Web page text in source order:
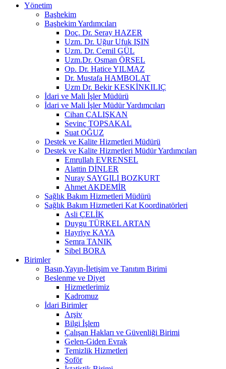
Yönetim
Başhekim
Başhekim Yardımcıları
Doç. Dr. Seray HAZER
Uzm. Dr. Uğur Ufuk IŞIN
Uzm. Dr. Cemil GÜL
Uzm.Dr. Osman ÖRSEL
Op. Dr. Hatice YILMAZ
Dr. Mustafa HAMBOLAT
Uzm Dr. Bekir KESKİNKILIÇ
İdari ve Mali İşler Müdürü
İdari ve Mali İşler Müdür Yardımcıları
Cihan ÇALIŞKAN
Sevinç TOPSAKAL
Suat OĞUZ
Destek ve Kalite Hizmetleri Müdürü
Destek ve Kalite Hizmetleri Müdür Yardımcıları
Emrullah EVRENSEL
Alattin DİNLER
Nuray SAYGILI BOZKURT
Ahmet AKDEMİR
Sağlık Bakım Hizmetleri Müdürü
Sağlık Bakım Hizmetleri Kat Koordinatörleri
Asli ÇELİK
Duygu TÜRKEL ARTAN
Hayriye KAYA
Semra TANIK
Sibel BORA
Birimler
Basın,Yayın-İletişim ve Tanıtım Birimi
Beslenme ve Diyet
Hizmetlerimiz
Kadromuz
İdari Birimler
Arşiv
Bilgi İşlem
Çalışan Hakları ve Güvenliği Birimi
Gelen-Giden Evrak
Temizlik Hizmetleri
Şoför